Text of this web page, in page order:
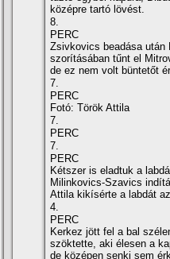
középre tartó lövést.
8.
PERC
Zsivkovics beadása után
szorításában tűnt el
de ez nem volt büntetőt
7.
PERC
Fotó: Török Attila
7.
PERC
7.
PERC
Kétszer is eladtuk a
Milinkovics-Szavics
Attila kikísérte a labdát
4.
PERC
Kerkez jött fel a bal
szöktette, aki élesen a
de középen senki sem